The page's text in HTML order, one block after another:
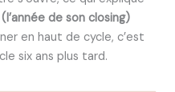
de son closing)
en haut de cycle, c’est
six ans plus tard.